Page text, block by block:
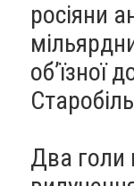
росіяни
об’їзної
Два голи